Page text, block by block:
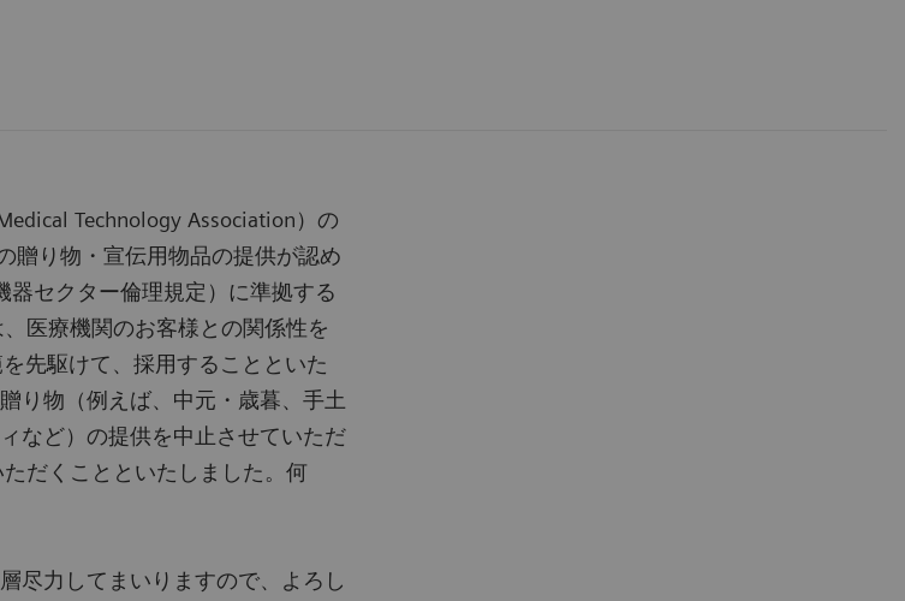
Technology Association）の
贈り物・宣伝用物品の提供が認め
器セクター倫理規定）に準拠する
医療機関のお客様との関係性を
先駆けて、採用することといた
り物（例えば、中元・歳暮、手土
など）の提供を中止させていただ
だくことといたしました。何
尽力してまいりますので、よろし